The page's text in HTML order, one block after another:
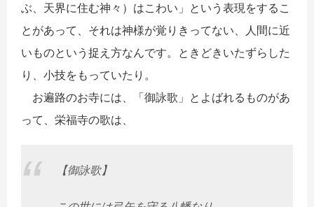
ぶ、天界に住む神々）はこわい」という表現をするこ
とがあって、それは神様が覚りきってない、人間に近
いものという捉え方なんです。ときどきいたずらした
り、小技をもっていたり。
お遍路のお寺には、「御詠歌」とよばれるものがあ
って、栄福寺の歌は、
【御詠歌】